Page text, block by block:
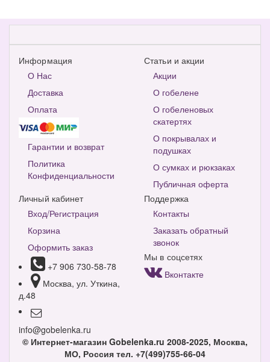
Информация
О Нас
Доставка
Оплата
Гарантии и возврат
Политика
Конфиденциальности
Статьи и акции
Акции
О гобелене
О гобеленовых
скатертях
О покрывалах и
подушках
О сумках и рюкзаках
Публичная оферта
Личный кабинет
Вход/Регистрация
Корзина
Оформить заказ
+7 906 730-58-78
Москва, ул. Уткина,
д.48
info@gobelenka.ru
Поддержка
Контакты
Заказать обратный
звонок
Мы в соцсетях
Вконтакте
© Интернет-магазин Gobelenka.ru 2008-2025, Москва,
МО, Россия тел. +7(499)755-66-04